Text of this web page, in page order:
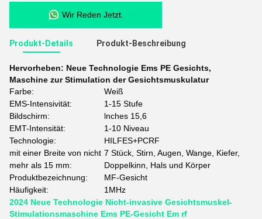
Wir Reden Jetzt.
Produkt-Details Produkt-Beschreibung
Hervorheben: Neue Technologie Ems PE Gesichts,
Maschine zur Stimulation der Gesichtsmuskulatur
Farbe:
Weiß
EMS-Intensivität:
1-15 Stufe
Bildschirm:
lnches 15,6
EMT-Intensität:
1-10 Niveau
Technologie:
HILFES+PCRF
mit einer Breite von nicht
mehr als 15 mm:
7 Stück, Stirn, Augen, Wange, Kiefer,
Doppelkinn, Hals und Körper
Produktbezeichnung:
MF-Gesicht
Häufigkeit:
1MHz
2024 Neue Technologie Nicht-invasive Gesichtsmuskel-
Stimulationsmaschine Ems PE-Gesicht Em rf